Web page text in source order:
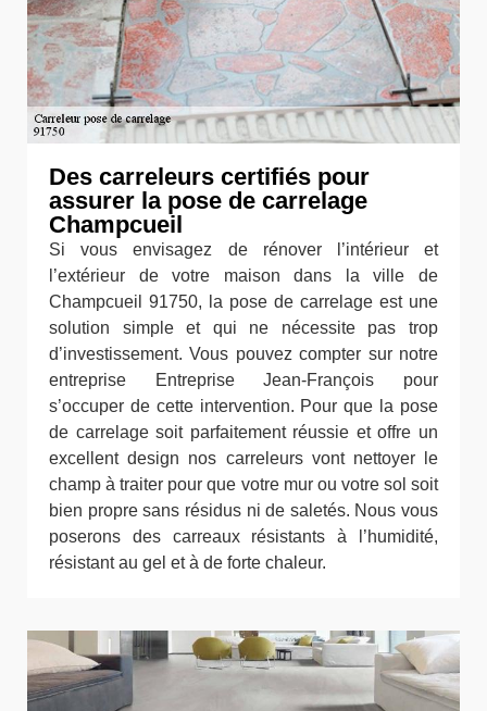
Des carreleurs certifiés pour
assurer la pose de carrelage
Champcueil
Si vous envisagez de rénover l’intérieur et
l’extérieur de votre maison dans la ville de
Champcueil 91750, la pose de carrelage est une
solution simple et qui ne nécessite pas trop
d’investissement. Vous pouvez compter sur notre
entreprise Entreprise Jean-François pour
s’occuper de cette intervention. Pour que la pose
de carrelage soit parfaitement réussie et offre un
excellent design nos carreleurs vont nettoyer le
champ à traiter pour que votre mur ou votre sol soit
bien propre sans résidus ni de saletés. Nous vous
poserons des carreaux résistants à l’humidité,
résistant au gel et à de forte chaleur.